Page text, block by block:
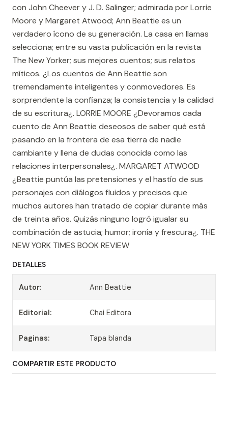
con John Cheever y J. D. Salinger; admirada por Lorrie
Moore y Margaret Atwood; Ann Beattie es un
verdadero ícono de su generación. La casa en llamas
selecciona; entre su vasta publicación en la revista
The New Yorker; sus mejores cuentos; sus relatos
míticos. ¿Los cuentos de Ann Beattie son
tremendamente inteligentes y conmovedores. Es
sorprendente la confianza; la consistencia y la calidad
de su escritura¿. LORRIE MOORE ¿Devoramos cada
cuento de Ann Beattie deseosos de saber qué está
pasando en la frontera de esa tierra de nadie
cambiante y llena de dudas conocida como las
relaciones interpersonales¿. MARGARET ATWOOD
¿Beattie puntúa las pretensiones y el hastío de sus
personajes con diálogos fluidos y precisos que
muchos autores han tratado de copiar durante más
de treinta años. Quizás ninguno logró igualar su
combinación de astucia; humor; ironía y frescura¿. THE
NEW YORK TIMES BOOK REVIEW
DETALLES
Autor: Ann Beattie
Editorial: Chai Editora
Paginas: Tapa blanda
COMPARTIR ESTE PRODUCTO